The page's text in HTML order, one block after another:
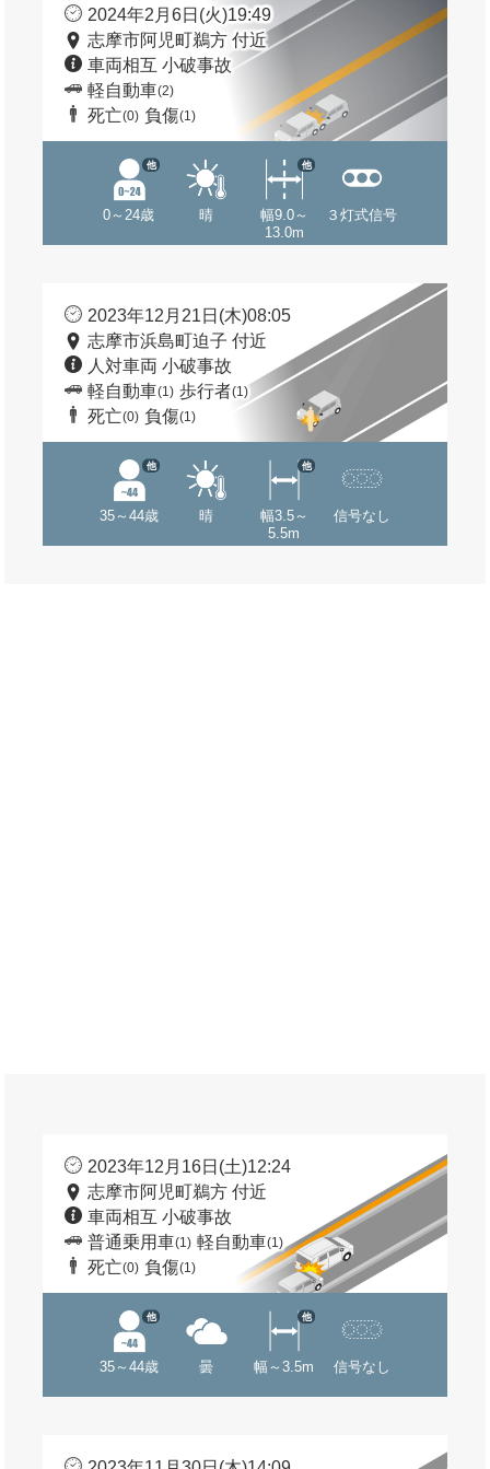
2024年2月6日(火)19:49
志摩市阿児町鵜方 付近
車両相互 小破事故
軽自動車(2)
死亡(0) 負傷(1)
0～24歳
他
晴
幅9.0～
13.0m
他
３灯式信号
2023年12月21日(木)08:05
志摩市浜島町迫子 付近
人対車両 小破事故
軽自動車(1) 歩行者(1)
死亡(0) 負傷(1)
35～44歳
他
晴
幅3.5～
5.5m
他
信号なし
2023年12月16日(土)12:24
志摩市阿児町鵜方 付近
車両相互 小破事故
普通乗用車(1) 軽自動車(1)
死亡(0) 負傷(1)
35～44歳
他
曇 幅～3.5m
他
信号なし